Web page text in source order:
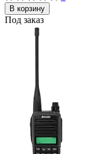
В корзину
Под заказ